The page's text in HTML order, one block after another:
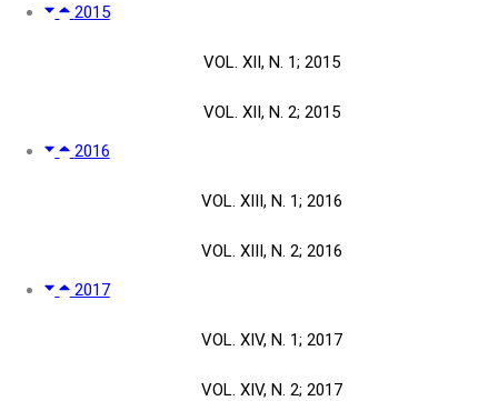
2015
VOL. XII, N. 1; 2015
VOL. XII, N. 2; 2015
2016
VOL. XIII, N. 1; 2016
VOL. XIII, N. 2; 2016
2017
VOL. XIV, N. 1; 2017
VOL. XIV, N. 2; 2017